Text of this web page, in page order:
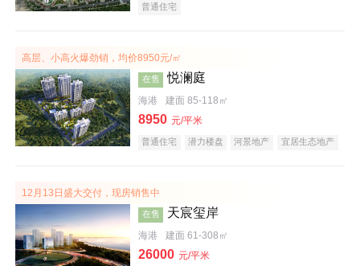
效果图
普通住宅
高层、小高火爆劲销，均价8950元/㎡
在售 悦澜庭
海港 建面 85-118㎡
8950 元/平米
普通住宅 潜力楼盘 河景地产 宜居生态地产
12月13日盛大交付，现房销售中
在售 天宸玺岸
海港 建面 61-308㎡
26000 元/平米